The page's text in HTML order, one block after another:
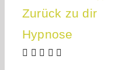
Zurück zu dir
Hypnose